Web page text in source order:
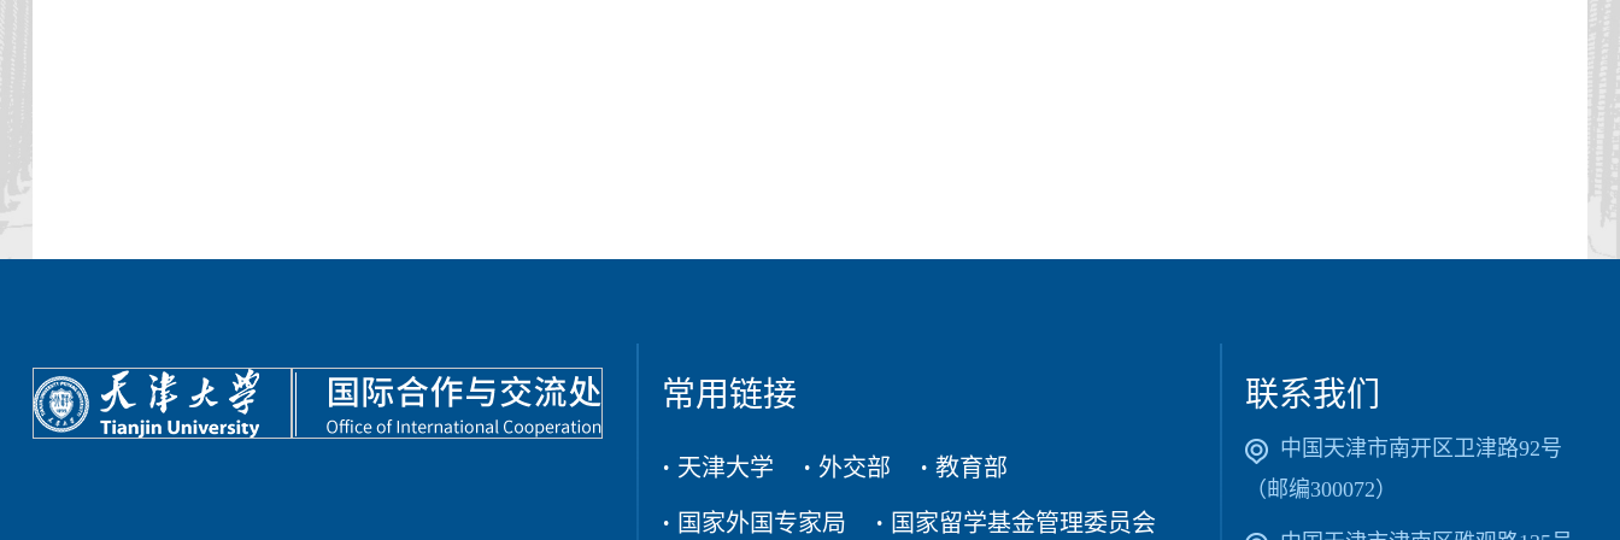
常用链接
天津大学 外交部 教育部
国家外国专家局 国家留学基金管理委员会
联系我们
中国天津市南开区卫津路92号
（邮编300072）